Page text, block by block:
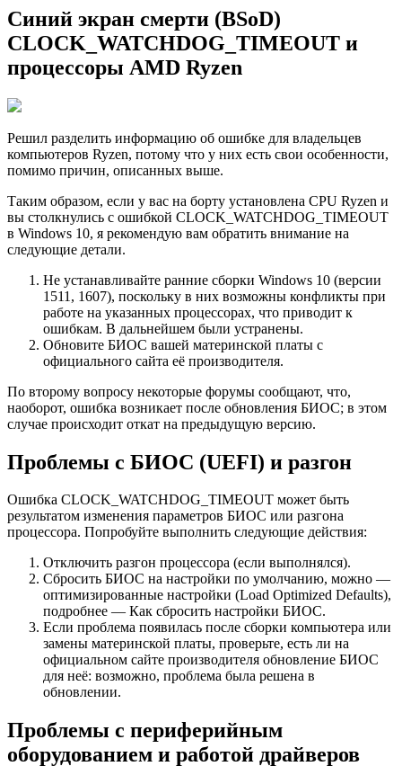
Синий экран смерти (BSoD)
CLOCK_WATCHDOG_TIMEOUT и
процессоры AMD Ryzen
Решил разделить информацию об ошибке для владельцев
компьютеров Ryzen, потому что у них есть свои особенности,
помимо причин, описанных выше.
Таким образом, если у вас на борту установлена CPU Ryzen и
вы столкнулись с ошибкой CLOCK_WATCHDOG_TIMEOUT
в Windows 10, я рекомендую вам обратить внимание на
следующие детали.
Не устанавливайте ранние сборки Windows 10 (версии
1511, 1607), поскольку в них возможны конфликты при
работе на указанных процессорах, что приводит к
ошибкам. В дальнейшем были устранены.
Обновите БИОС вашей материнской платы с
официального сайта её производителя.
По второму вопросу некоторые форумы сообщают, что,
наоборот, ошибка возникает после обновления БИОС; в этом
случае происходит откат на предыдущую версию.
Проблемы с БИОС (UEFI) и разгон
Ошибка CLOCK_WATCHDOG_TIMEOUT может быть
результатом изменения параметров БИОС или разгона
процессора. Попробуйте выполнить следующие действия:
Отключить разгон процессора (если выполнялся).
Сбросить БИОС на настройки по умолчанию, можно —
оптимизированные настройки (Load Optimized Defaults),
подробнее — Как сбросить настройки БИОС.
Если проблема появилась после сборки компьютера или
замены материнской платы, проверьте, есть ли на
официальном сайте производителя обновление БИОС
для неё: возможно, проблема была решена в
обновлении.
Проблемы с периферийным
оборудованием и работой драйверов